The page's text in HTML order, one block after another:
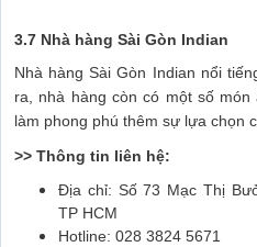
3.7 Nhà hàng Sài Gòn Indian
Nhà hàng Sài Gòn Indian nổi
ra, nhà hàng còn có một số
làm phong phú thêm sự lựa chọn
>> Thông tin liên hệ:
Địa chỉ: Số 73 Mạc Thị
TP HCM
Hotline: 028 3824 5671